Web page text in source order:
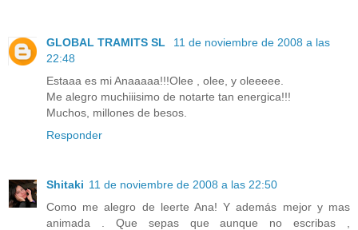
GLOBAL TRAMITS SL
11 de noviembre de 2008 a las
22:48
Estaaa es mi Anaaaaa!!!Olee , olee, y oleeeee.
Me alegro muchiiisimo de notarte tan energica!!!
Muchos, millones de besos.
Responder
Shitaki 11 de noviembre de 2008 a las 22:50
Como me alegro de leerte Ana! Y además mejor y mas
animada . Que sepas que aunque no escribas ,